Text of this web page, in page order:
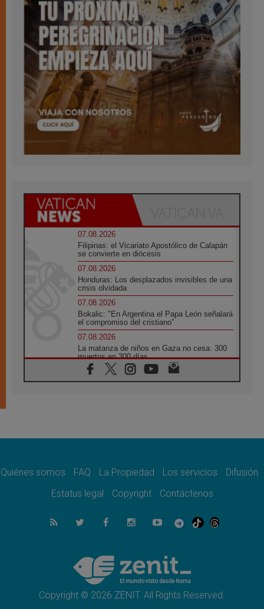
07.08.2026
Filipinas: el Vicariato Apostólico de Calapán
se convierte en diócesis
07.08.2026
Honduras: Los desplazados invisibles de una
crisis olvidada
07.08.2026
Bokalic: "En Argentina el Papa León señalará
el compromiso del cristiano"
07.08.2026
La matanza de niños en Gaza no cesa: 300
muertos en 300 días
07.08.2026
Tagle: La guerra desfigura el mundo, solo la
como misión al servicio del Evangelio
SIGNIS 2026, dar voz a las religiosas en el
07.08.2026
Lanzan un proyecto de empoderamiento
Programa oficial del Viaje Apostólico del
Papa León XIV a Francia
Quiénes somos FAQ La Propiedad Los servicios
Difusión
Estatus legal
Copyright Contáctenos
Copyright © 2026 ZENIT. All Rights Reserved.